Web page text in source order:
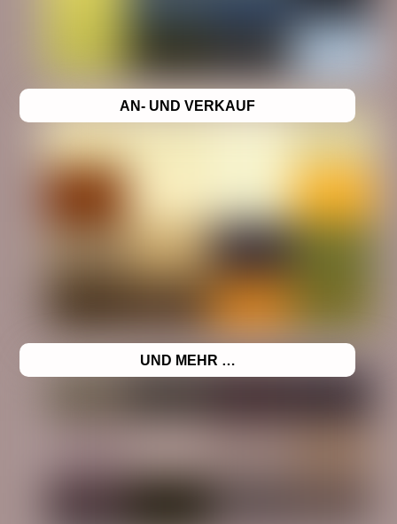
AN- UND VERKAUF
UND MEHR …